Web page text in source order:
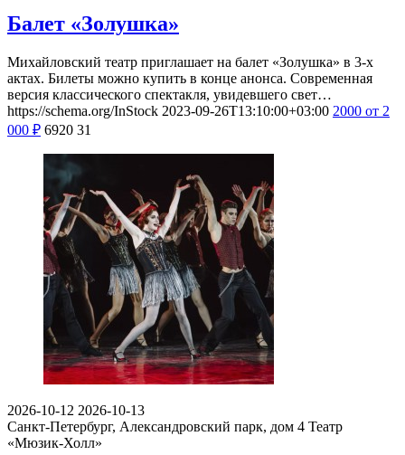
Балет «Золушка»
Михайловский театр приглашает на балет «Золушка» в 3-х
актах. Билеты можно купить в конце анонса. Современная
версия классического спектакля, увидевшего свет…
https://schema.org/InStock 2023-09-26T13:10:00+03:00 2000 от 2
000 ₽ 6920 31
2026-10-12 2026-10-13
Санкт-Петербург, Александровский парк, дом 4 Театр
«Мюзик-Холл»